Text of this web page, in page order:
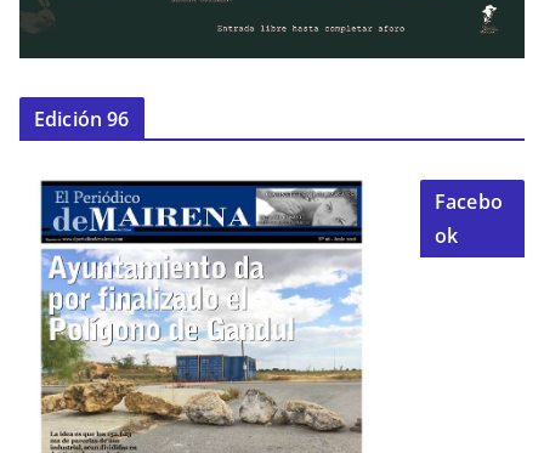
Edición 96
Facebo
ok